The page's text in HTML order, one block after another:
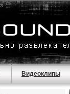
Видеоклипы